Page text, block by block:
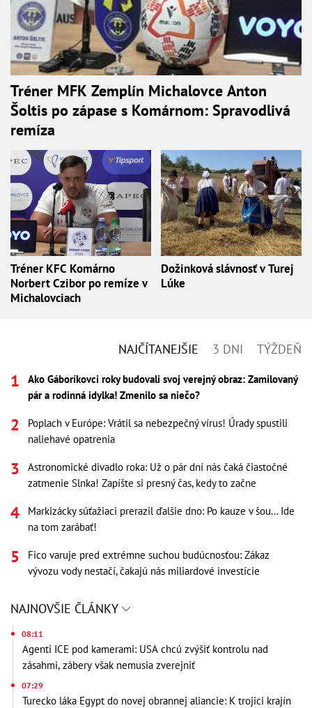
Tréner MFK Zemplín Michalovce Anton
Šoltis po zápase s Komárnom: Spravodlivá
remíza
Tréner KFC Komárno
Norbert Czibor po remíze v
Michalovciach
Dožinková slávnosť v Turej
Lúke
NAJČÍTANEJŠIE 3 DNI TÝŽDEŇ
Ako Gáboríkovci roky budovali svoj verejný obraz: Zamilovaný
pár a rodinná idylka! Zmenilo sa niečo?
Poplach v Európe: Vrátil sa nebezpečný vírus! Úrady spustili
naliehavé opatrenia
Astronomické divadlo roka: Už o pár dní nás čaká čiastočné
zatmenie Slnka! Zapíšte si presný čas, kedy to začne
Markizácky súťažiaci prerazil ďalšie dno: Po kauze v šou... Ide
na tom zarábať!
Fico varuje pred extrémne suchou budúcnosťou: Zákaz
vývozu vody nestačí, čakajú nás miliardové investície
NAJNOVŠIE ČLÁNKY
08:11
Agenti ICE pod kamerami: USA chcú zvýšiť kontrolu nad
zásahmi, zábery však nemusia zverejniť
07:29
Turecko láka Egypt do novej obrannej aliancie: K trojici krajín